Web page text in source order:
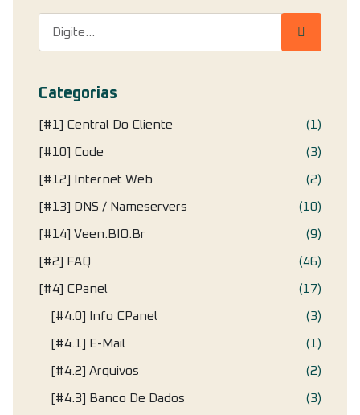
Categorias
[#1] Central Do Cliente (1)
[#10] Code (3)
[#12] Internet Web (2)
[#13] DNS / Nameservers (10)
[#14] Veen.BIO.br (9)
[#2] FAQ (46)
[#4] CPanel (17)
[#4.0] Info CPanel (3)
[#4.1] E-Mail (1)
[#4.2] Arquivos (2)
[#4.3] Banco De Dados (3)